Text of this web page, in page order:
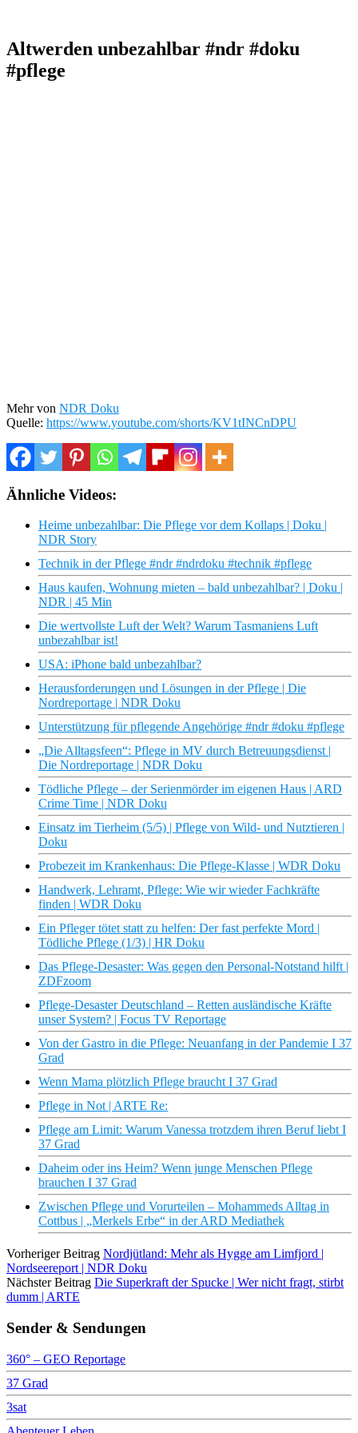
Altwerden unbezahlbar #ndr #doku
#pflege
Mehr von NDR Doku
Quelle: https://www.youtube.com/shorts/KV1tINCnDPU
Ähnliche Videos:
Heime unbezahlbar: Die Pflege vor dem Kollaps | Doku |
NDR Story
Technik in der Pflege #ndr #ndrdoku #technik #pflege
Haus kaufen, Wohnung mieten – bald unbezahlbar? | Doku |
NDR | 45 Min
Die wertvollste Luft der Welt? Warum Tasmaniens Luft
unbezahlbar ist!
USA: iPhone bald unbezahlbar?
Herausforderungen und Lösungen in der Pflege | Die
Nordreportage | NDR Doku
Unterstützung für pflegende Angehörige #ndr #doku #pflege
„Die Alltagsfeen“: Pflege in MV durch Betreuungsdienst |
Die Nordreportage | NDR Doku
Tödliche Pflege – der Serienmörder im eigenen Haus | ARD
Crime Time | NDR Doku
Einsatz im Tierheim (5/5) | Pflege von Wild- und Nutztieren |
Doku
Probezeit im Krankenhaus: Die Pflege-Klasse | WDR Doku
Handwerk, Lehramt, Pflege: Wie wir wieder Fachkräfte
finden | WDR Doku
Ein Pfleger tötet statt zu helfen: Der fast perfekte Mord |
Tödliche Pflege (1/3) | HR Doku
Das Pflege-Desaster: Was gegen den Personal-Notstand hilft |
ZDFzoom
Pflege-Desaster Deutschland – Retten ausländische Kräfte
unser System? | Focus TV Reportage
Von der Gastro in die Pflege: Neuanfang in der Pandemie I 37
Grad
Wenn Mama plötzlich Pflege braucht I 37 Grad
Pflege in Not | ARTE Re:
Pflege am Limit: Warum Vanessa trotzdem ihren Beruf liebt I
37 Grad
Daheim oder ins Heim? Wenn junge Menschen Pflege
brauchen I 37 Grad
Zwischen Pflege und Vorurteilen – Mohammeds Alltag in
Cottbus | „Merkels Erbe“ in der ARD Mediathek
Vorheriger Beitrag Nordjütland: Mehr als Hygge am Limfjord |
Nordseereport | NDR Doku
Nächster Beitrag Die Superkraft der Spucke | Wer nicht fragt, stirbt
dumm | ARTE
Sender & Sendungen
360° – GEO Reportage
37 Grad
3sat